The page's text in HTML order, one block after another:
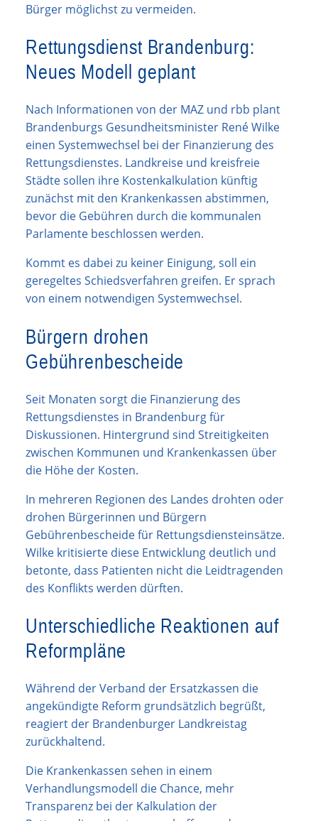
Bürger möglichst zu vermeiden.
Rettungsdienst Brandenburg:
Neues Modell geplant
Nach Informationen von der MAZ und rbb plant
Brandenburgs Gesundheitsminister René Wilke
einen Systemwechsel bei der Finanzierung des
Rettungsdienstes. Landkreise und kreisfreie
Städte sollen ihre Kostenkalkulation künftig
zunächst mit den Krankenkassen abstimmen,
bevor die Gebühren durch die kommunalen
Parlamente beschlossen werden.
Kommt es dabei zu keiner Einigung, soll ein
geregeltes Schiedsverfahren greifen. Er sprach
von einem notwendigen Systemwechsel.
Bürgern drohen
Gebührenbescheide
Seit Monaten sorgt die Finanzierung des
Rettungsdienstes in Brandenburg für
Diskussionen. Hintergrund sind Streitigkeiten
zwischen Kommunen und Krankenkassen über
die Höhe der Kosten.
In mehreren Regionen des Landes drohten oder
drohen Bürgerinnen und Bürgern
Gebührenbescheide für Rettungsdiensteinsätze.
Wilke kritisierte diese Entwicklung deutlich und
betonte, dass Patienten nicht die Leidtragenden
des Konflikts werden dürften.
Unterschiedliche Reaktionen auf
Reformpläne
Während der Verband der Ersatzkassen die
angekündigte Reform grundsätzlich begrüßt,
reagiert der Brandenburger Landkreistag
zurückhaltend.
Die Krankenkassen sehen in einem
Verhandlungsmodell die Chance, mehr
Transparenz bei der Kalkulation der